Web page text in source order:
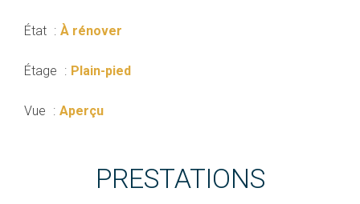
État À rénover
Étage Plain-pied
Vue Aperçu
PRESTATIONS